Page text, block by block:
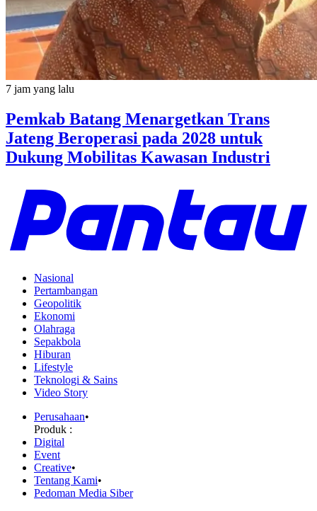
7 jam yang lalu
Pemkab Batang Menargetkan Trans
Jateng Beroperasi pada 2028 untuk
Dukung Mobilitas Kawasan Industri
Nasional
Pertambangan
Geopolitik
Ekonomi
Olahraga
Sepakbola
Hiburan
Lifestyle
Teknologi & Sains
Video Story
Perusahaan•
Produk :
Digital
Event
Creative•
Tentang Kami•
Pedoman Media Siber